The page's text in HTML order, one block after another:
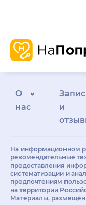
О
нас
Запись
и
На информационном
рекомендательные
предоставления
систематизации и
предпочтениям
на территории
Материалы,